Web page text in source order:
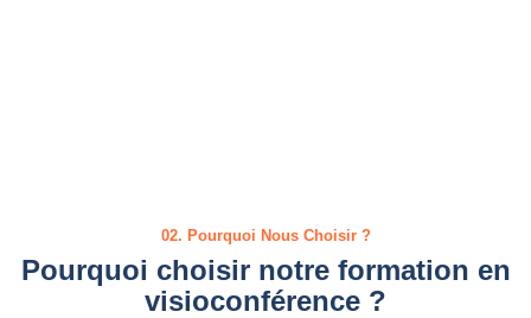
02. Pourquoi Nous Choisir ?
Pourquoi choisir notre formation en
visioconférence ?